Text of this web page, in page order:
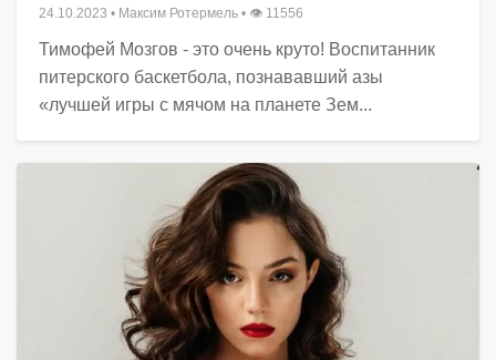
24.10.2023 • Максим Ротермель • 👁 11556
Тимофей Мозгов - это очень круто! Воспитанник
питерского баскетбола, познававший азы
«лучшей игры с мячом на планете Зем...